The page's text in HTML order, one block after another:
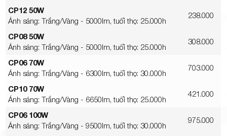
CP12 50W
Ánh sáng: Trắng/Vàng - 5000lm, tuổi thọ: 25.000h
238.000
CP08 50W
Ánh sáng: Trắng/Vàng - 5000lm, tuổi thọ: 25.000h
308.000
CP06 70W
Ánh sáng: Trắng/Vàng - 6300lm, tuổi thọ: 30.000h
703.000
CP10 70W
Ánh sáng: Trắng/Vàng - 6650lm, tuổi thọ: 25.000h
421.000
CP06 100W
Ánh sáng: Trắng/Vàng - 9500lm, tuổi thọ: 30.000h
975.000